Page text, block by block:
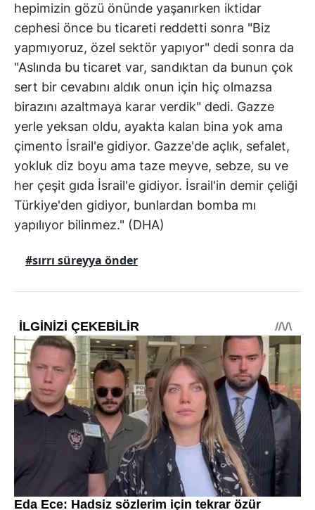
hepimizin gözü önünde yaşanırken iktidar
cephesi önce bu ticareti reddetti sonra "Biz
yapmıyoruz, özel sektör yapıyor" dedi sonra da
"Aslında bu ticaret var, sandıktan da bunun çok
sert bir cevabını aldık onun için hiç olmazsa
birazını azaltmaya karar verdik" dedi. Gazze
yerle yeksan oldu, ayakta kalan bina yok ama
çimento İsrail'e gidiyor. Gazze'de açlık, sefalet,
yokluk diz boyu ama taze meyve, sebze, su ve
her çeşit gıda İsrail'e gidiyor. İsrail'in demir çeliği
Türkiye'den gidiyor, bunlardan bomba mı
yapılıyor bilinmez." (DHA)
#sırrı süreyya önder